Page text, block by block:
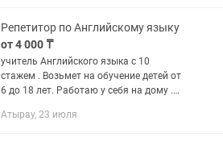
английскому...
Репетитор по Английскому языку
от 4 000 ₸
учитель Английского языка с 10
стажем . Возьмет на обучение детей от
6 до 18 лет. Работаю у себя на дому .
Подготовка к СОР И СОЧ ОБЩИЙ
Атырау, 23 июля